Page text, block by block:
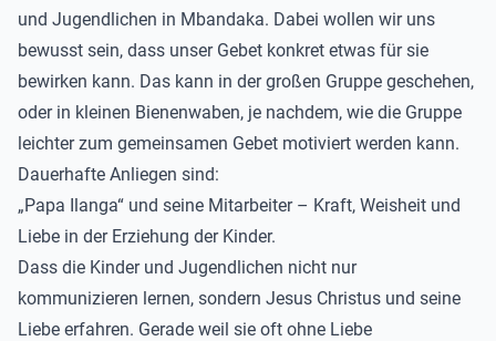
und Jugendlichen in Mbandaka. Dabei wollen wir uns
bewusst sein, dass unser Gebet konkret etwas für sie
bewirken kann. Das kann in der großen Gruppe geschehen,
oder in kleinen Bienenwaben, je nachdem, wie die Gruppe
leichter zum gemeinsamen Gebet motiviert werden kann.
Dauerhafte Anliegen sind:
„Papa Ilanga“ und seine Mitarbeiter – Kraft, Weisheit und
Liebe in der Erziehung der Kinder.
Dass die Kinder und Jugendlichen nicht nur
kommunizieren lernen, sondern Jesus Christus und seine
Liebe erfahren. Gerade weil sie oft ohne Liebe